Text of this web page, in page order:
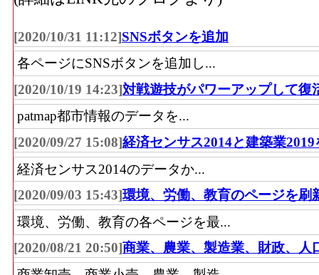
器、医薬品・化粧品、農耕用品、燃料、
品・がん具・娯楽用品・楽器、写真機・
業所の数
その他･従業員数[人](2016)：「その他小売
う器、医薬品・化粧品、農耕用品、燃料
品・がん具・娯楽用品・楽器、写真機・
従事している人数
その他･売り場面積[㎡](2016)
ゅう器、医薬品・化粧品、農耕用品、燃
ツ用品・がん具・娯楽用品・楽器、写真
品を販売用に実際に使用する売場の延床面
無店舗･年間商品販売額[百万円](2016)：「
[2020/10/31 11:12]SNSボタンを追加
各ページにSNSボタンを追加し...
[2020/10/19 14:23]対戦遊技がパワーアップして復
patmap都市情報のデータを...
[2020/09/27 15:08]経済センサス2014と建築業2019
経済センサス2014のデータか...
[2020/09/03 15:43]環境、労働、教育のページを刷
環境、労働、教育の各ページを最...
[2020/08/21 20:50]商業、農業、製造業、財政、人